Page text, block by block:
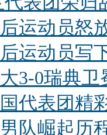
运动员怒
运动员写
3-0瑞典
代表团精
队崛起历